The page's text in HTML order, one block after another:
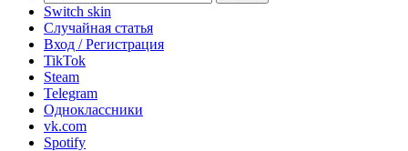
Switch skin
Случайная статья
Вход / Регистрация
TikTok
Steam
Telegram
Одноклассники
vk.com
Spotify